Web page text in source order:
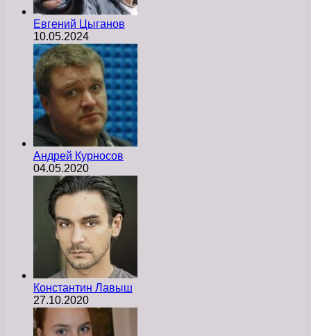
Евгений Цыганов
10.05.2024
Андрей Курносов
04.05.2020
Константин Лавыш
27.10.2020